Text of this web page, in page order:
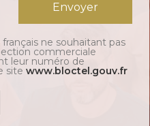
Envoyer
ne souhaitant pas
commerciale
leur numéro de
sitewww.bloctel.gouv.fr